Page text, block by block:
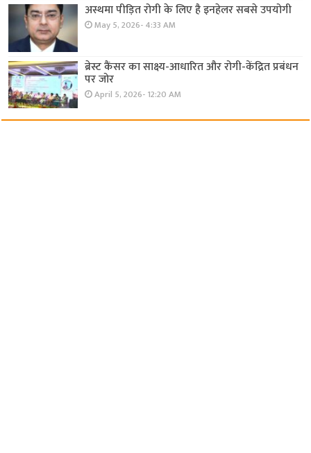
अस्थमा पीड़ित रोगी के लिए है इनहेलर सबसे उपयोगी
May 5, 2026- 4:33 AM
ब्रेस्ट कैंसर का साक्ष्य-आधारित और रोगी-केंद्रित प्रबंधन
पर जोर
April 5, 2026- 12:20 AM